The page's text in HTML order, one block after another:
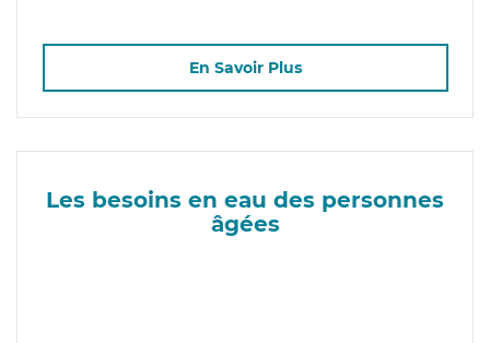
En Savoir Plus
Les besoins en eau des personnes
âgées